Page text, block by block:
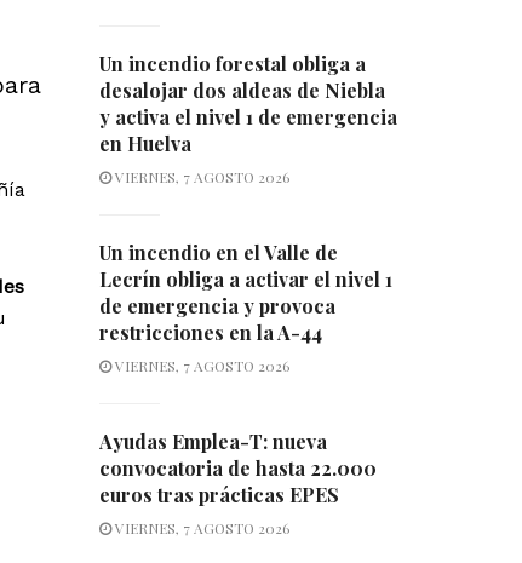
Un incendio forestal obliga a
desalojar dos aldeas de Niebla
y activa el nivel 1 de emergencia
en Huelva
VIERNES, 7 AGOSTO 2026
Un incendio en el Valle de
Lecrín obliga a activar el nivel 1
de emergencia y provoca
restricciones en la A-44
VIERNES, 7 AGOSTO 2026
Ayudas Emplea-T: nueva
convocatoria de hasta 22.000
euros tras prácticas EPES
VIERNES, 7 AGOSTO 2026